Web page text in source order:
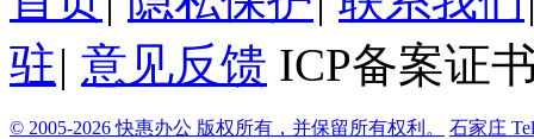
驻| 意见反馈 ICP备案证
© 2005-2026 快惠办公 版权所有，并保留所有权利。 石家庄